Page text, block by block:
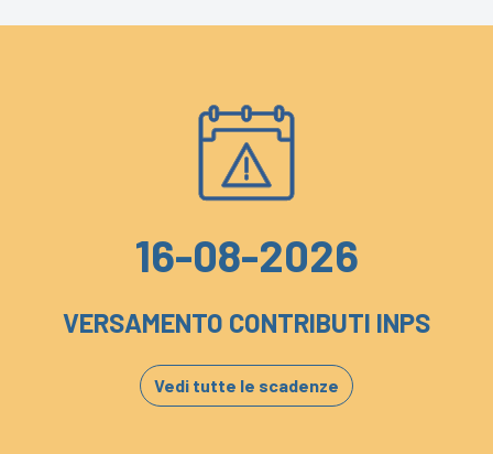
16-08-2026
VERSAMENTO CONTRIBUTI INPS
Vedi tutte le scadenze